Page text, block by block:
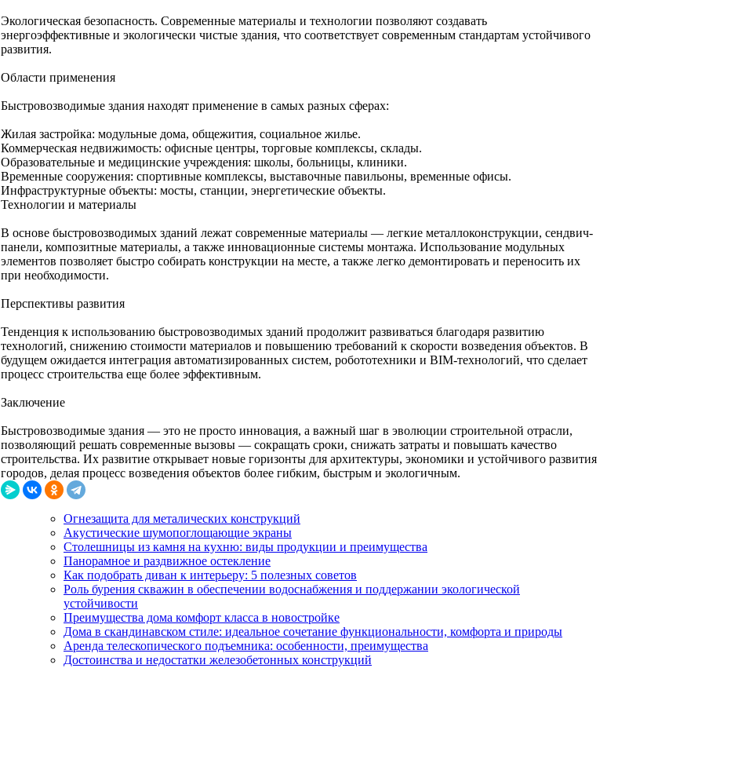
Экологическая безопасность. Современные материалы и технологии позволяют создавать
энергоэффективные и экологически чистые здания, что соответствует современным стандартам устойчивого
развития.
Области применения
Быстровозводимые здания находят применение в самых разных сферах:
Жилая застройка: модульные дома, общежития, социальное жилье.
Коммерческая недвижимость: офисные центры, торговые комплексы, склады.
Образовательные и медицинские учреждения: школы, больницы, клиники.
Временные сооружения: спортивные комплексы, выставочные павильоны, временные офисы.
Инфраструктурные объекты: мосты, станции, энергетические объекты.
Технологии и материалы
В основе быстровозводимых зданий лежат современные материалы — легкие металлоконструкции, сендвич-
панели, композитные материалы, а также инновационные системы монтажа. Использование модульных
элементов позволяет быстро собирать конструкции на месте, а также легко демонтировать и переносить их
при необходимости.
Перспективы развития
Тенденция к использованию быстровозводимых зданий продолжит развиваться благодаря развитию
технологий, снижению стоимости материалов и повышению требований к скорости возведения объектов. В
будущем ожидается интеграция автоматизированных систем, робототехники и BIM-технологий, что сделает
процесс строительства еще более эффективным.
Заключение
Быстровозводимые здания — это не просто инновация, а важный шаг в эволюции строительной отрасли,
позволяющий решать современные вызовы — сокращать сроки, снижать затраты и повышать качество
строительства. Их развитие открывает новые горизонты для архитектуры, экономики и устойчивого развития
городов, делая процесс возведения объектов более гибким, быстрым и экологичным.
Огнезащита для металических конструкций
Акустические шумопоглощающие экраны
Столешницы из камня на кухню: виды продукции и преимущества
Панорамное и раздвижное остекление
Как подобрать диван к интерьеру: 5 полезных советов
Роль бурения скважин в обеспечении водоснабжения и поддержании экологической
устойчивости
Преимущества дома комфорт класса в новостройке
Дома в скандинавском стиле: идеальное сочетание функциональности, комфорта и природы
Аренда телескопического подъемника: особенности, преимущества
Достоинства и недостатки железобетонных конструкций